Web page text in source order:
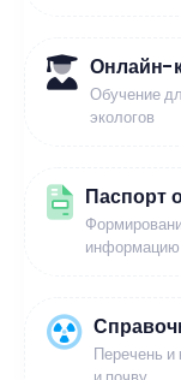
Онлайн-
Обучение
экологов
Паспорт
информацию
Перечень